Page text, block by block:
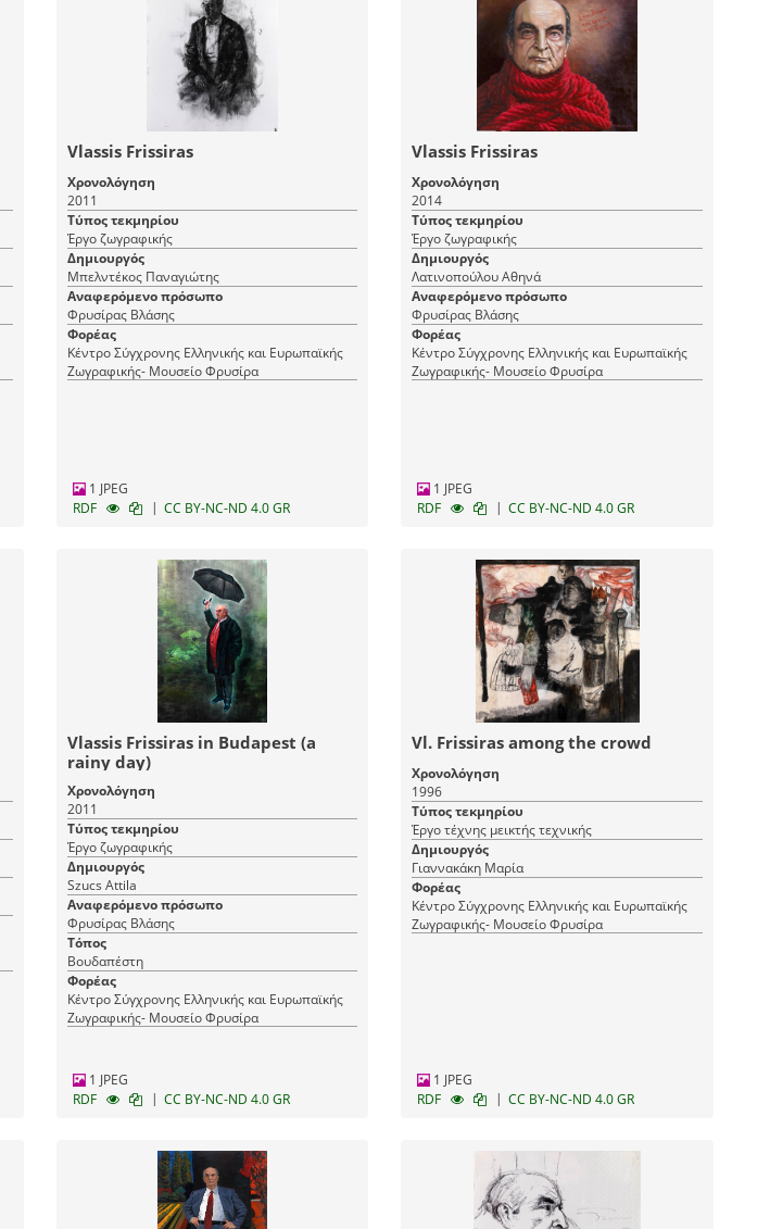
Vlassis Frissiras
Χρονολόγηση
2011
Τύπος τεκμηρίου
Έργο ζωγραφικής
Δημιουργός
Μπελντέκος Παναγιώτης
Αναφερόμενο πρόσωπο
Φρυσίρας Βλάσης
Φορέας
Κέντρο Σύγχρονης Ελληνικής και Ευρωπαϊκής
Ζωγραφικής- Μουσείο Φρυσίρα
1 JPEG
RDF
| CC BY-NC-ND 4.0 GR
Vlassis Frissiras
Χρονολόγηση
2014
Τύπος τεκμηρίου
Έργο ζωγραφικής
Δημιουργός
Λατινοπούλου Αθηνά
Αναφερόμενο πρόσωπο
Φρυσίρας Βλάσης
Φορέας
Κέντρο Σύγχρονης Ελληνικής και Ευρωπαϊκής
Ζωγραφικής- Μουσείο Φρυσίρα
1 JPEG
RDF
| CC BY-NC-ND 4.0 GR
Vlassis Frissiras in Budapest (a
rainy day)
Χρονολόγηση
2011
Τύπος τεκμηρίου
Έργο ζωγραφικής
Δημιουργός
Szucs Attila
Αναφερόμενο πρόσωπο
Φρυσίρας Βλάσης
Τόπος
Βουδαπέστη
Φορέας
Κέντρο Σύγχρονης Ελληνικής και Ευρωπαϊκής
Ζωγραφικής- Μουσείο Φρυσίρα
1 JPEG
RDF
| CC BY-NC-ND 4.0 GR
Vl. Frissiras among the crowd
Χρονολόγηση
1996
Τύπος τεκμηρίου
Έργο τέχνης μεικτής τεχνικής
Δημιουργός
Γιαννακάκη Μαρία
Φορέας
Κέντρο Σύγχρονης Ελληνικής και Ευρωπαϊκής
Ζωγραφικής- Μουσείο Φρυσίρα
1 JPEG
RDF
| CC BY-NC-ND 4.0 GR